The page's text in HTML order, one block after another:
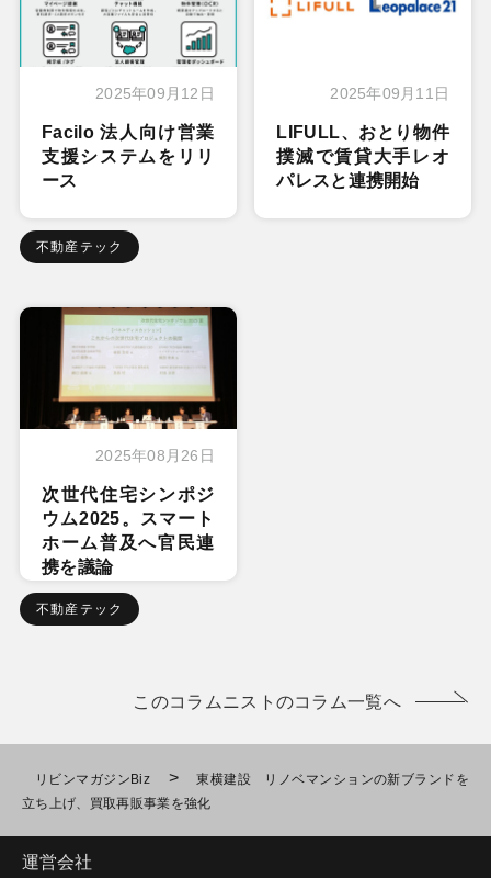
2025年09月12日
Facilo 法人向け営業
支援システムをリリ
ース
不動産テック
2025年09月11日
LIFULL、おとり物件
撲滅で賃貸大手レオ
パレスと連携開始
2025年08月26日
次世代住宅シンポジ
ウム2025。スマート
ホーム普及へ官民連
携を議論
不動産テック
このコラムニストのコラム一覧へ
リビンマガジンBiz >
東横建設 リノベマンションの新ブランドを
立ち上げ、買取再販事業を強化
運営会社